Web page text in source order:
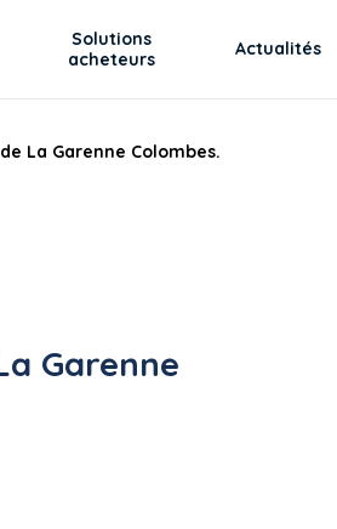
Solutions
acheteurs
Actualités
La Garenne Colombes.
Garenne